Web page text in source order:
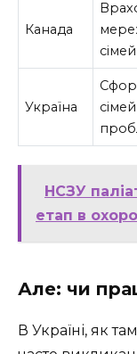
Канада
Україна
НСЗУ
етап в
Але: чи
В Україні, як